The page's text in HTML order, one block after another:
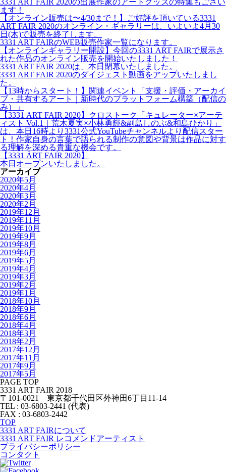
3331 ART FAIR 2020の出展作家のアートグッズの特集もござい
ます！
【オンライン販売は〜4/30まで！】ご好評を頂いている3331
ART FAIR 2020のオンライン・ギャラリーは、いよいよ4月30
日(木)で販売を終了します。
3331 ART FAIRのWEB販売作家一覧になります。
【オンラインギャラリー開設】今回の3331 ART FAIRで展示さ
れた作品のオンライン販売を開始いたしました！
3331 ART FAIR 2020は、本日閉幕いたしました。
3331 ART FAIR 2020のダイジェスト動画をアップいたしまし
た。
【13時からスタート！】関連イベント「支援・評価・アーカイ
ブ・共有するアート｜新時代のプラットフォーム構築（配信の
み）」
【3331 ART FAIR 2020】クロストーク「キュレーター×アーテ
ィスト Vol.1｜荒木夏実×小林勇輝&副島しのぶ&和島ひかり」
は、本日16時より3331公式YouTubeチャンネルより配信スター
ト！作家自身の言葉で語られる制作の意図や背景は作品に対す
る理解を深める貴重な機会です。
【3331 ART FAIR 2020】
本日オープンいたしました。
アーカイブ
2020年5月
2020年4月
2020年3月
2020年2月
2019年12月
2019年11月
2019年10月
2019年9月
2019年8月
2019年6月
2019年5月
2019年4月
2019年3月
2019年2月
2019年1月
2018年10月
2018年9月
2018年6月
2018年4月
2018年3月
2018年2月
2017年12月
2017年11月
2017年9月
2017年5月
PAGE TOP
3331 ART FAIR 2018
〒101-0021 東京都千代田区外神田6丁目11-14
TEL : 03-6803-2441 (代表)
FAX : 03-6803-2442
TOP
3331 ART FAIRについて
3331 ART FAIR レコメンドアーティスト
プライバシーポリシー
コンタクト